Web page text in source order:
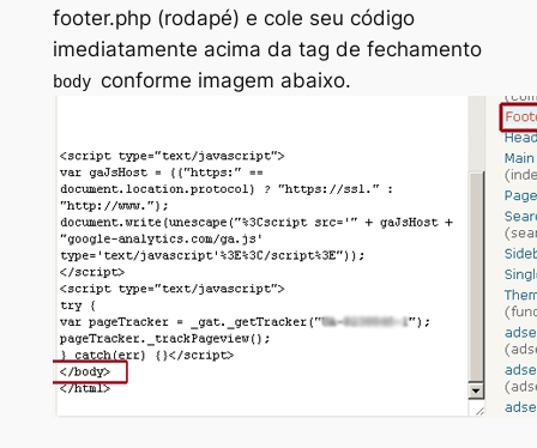
footer.php (rodapé) e cole seu código
imediatamente acima da tag de fechamento
body conforme imagem abaixo.